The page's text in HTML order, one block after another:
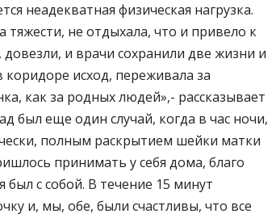
неадекватная физическая нагрузка.
не отдыхала, что и привело к
и врачи сохранили две жизни и
исход, переживала за
как за родных людей»,- рассказывает
был еще один случай, когда в час ночи,
полным раскрытием шейки матки
принимать у себя дома, благо
с собой. В течение 15 минут
и, мы, обе, были счастливы, что все